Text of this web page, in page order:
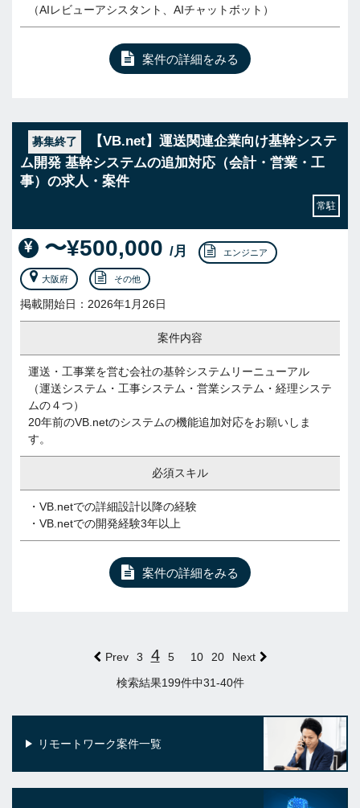
（AIレビューアシスタント、AIチャットボット）
案件の詳細をみる
募集終了
【VB.net】運送関連企業向け基幹システ
ム開発 基幹システムの追加対応（会計・営業・工
事）の求人・案件
常駐
〜¥500,000 /月 エンジニア
大阪府 その他
掲載開始日：2026年1月26日
案件内容
運送・工事業を営む会社の基幹システムリーニューアル
（運送システム・工事システム・営業システム・経理システ
ムの４つ）
20年前のVB.netのシステムの機能追加対応をお願いしま
す。
必須スキル
・VB.netでの詳細設計以降の経験
・VB.netでの開発経験3年以上
案件の詳細をみる
Prev 3 4 5 10 20 Next
検索結果199件中31-40件
リモートワーク案件一覧